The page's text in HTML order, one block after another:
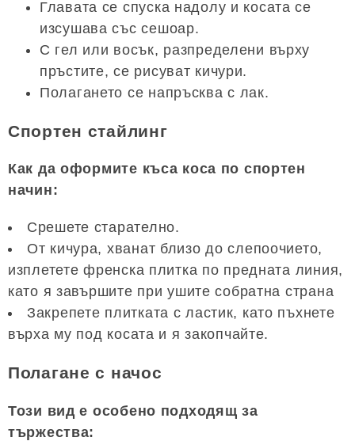
Главата се спуска надолу и косата се
изсушава със сешоар.
С гел или восък, разпределени върху
пръстите, се рисуват кичури.
Полагането се напръсква с лак.
Спортен стайлинг
Как да оформите къса коса по спортен
начин:
Срешете старателно.
От кичура, хванат близо до слепоочието,
изплетете френска плитка по предната линия,
като я завършите при ушите собратна страна
Закрепете плитката с ластик, като пъхнете
върха му под косата и я закопчайте.
Полагане с начос
Този вид е особено подходящ за
тържества: